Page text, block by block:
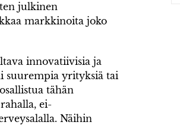
julkinen
markkinoita joko
innovatiivisia ja
suurempia yrityksiä tai
tähän
ei-
Näihin